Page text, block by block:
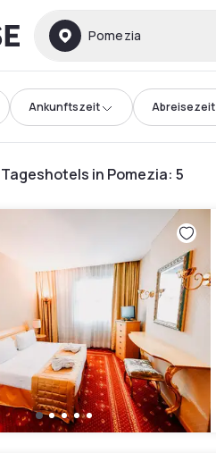
Pomezia
Ankunftszeit Abreisezeit
in Pomezia: 5